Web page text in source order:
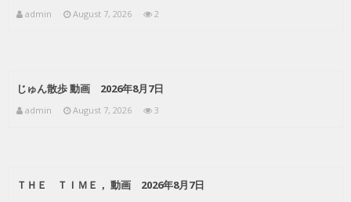
admin August 7, 2026 2
じゅん散歩 動画 2026年8月7日
admin August 7, 2026 3
ＴＨＥ ＴＩＭＥ， 動画 2026年8月7日